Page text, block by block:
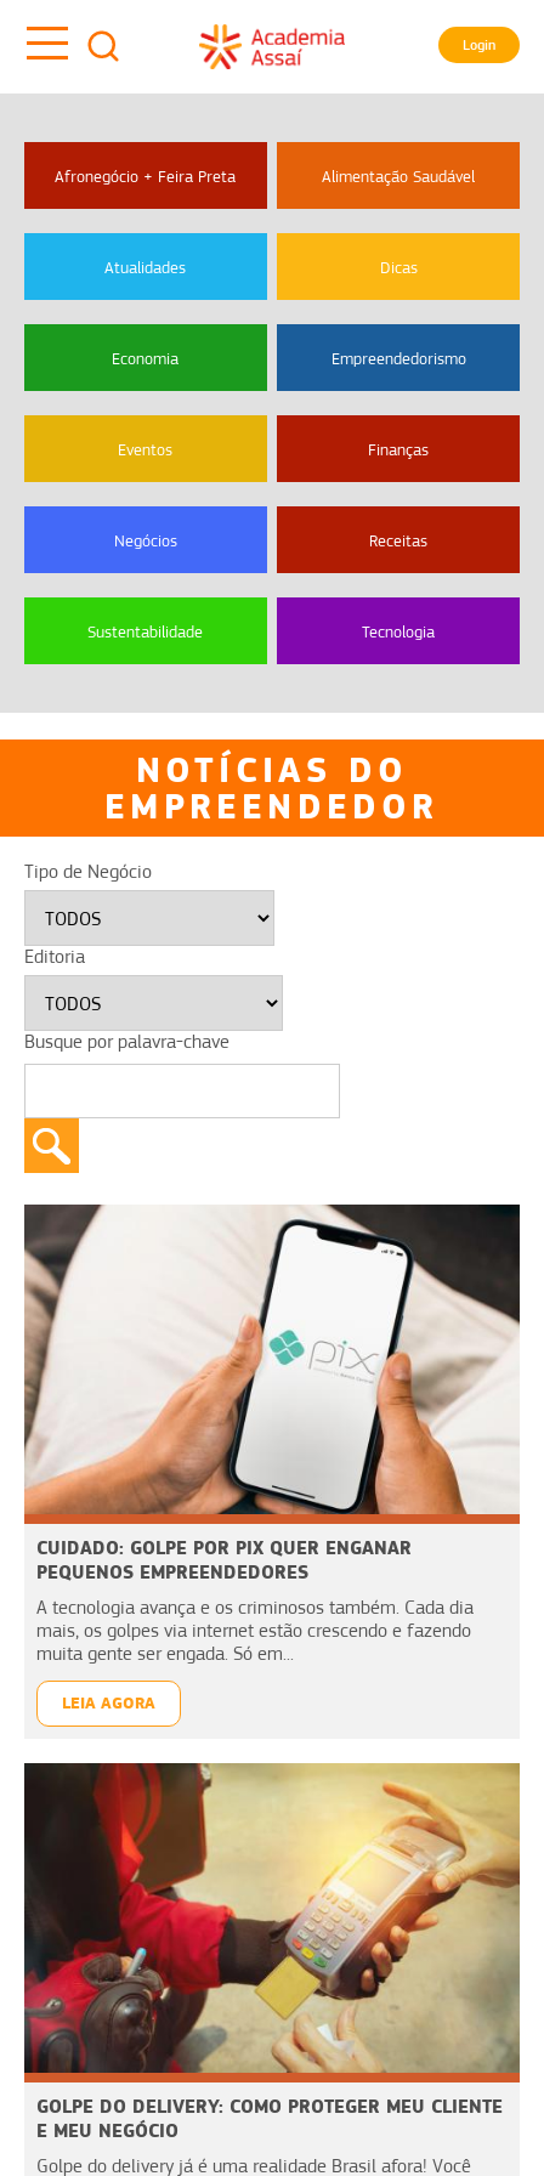
Login
Afronegócio + Feira Preta Alimentação Saudável
Atualidades Dicas
Economia Empreendedorismo
Eventos Finanças
Negócios Receitas
Sustentabilidade Tecnologia
NOTÍCIAS DO
EMPREENDEDOR
Tipo de Negócio
Editoria
Busque por palavra-chave
CUIDADO: GOLPE POR PIX QUER ENGANAR
PEQUENOS EMPREENDEDORES
A tecnologia avança e os criminosos também. Cada dia
mais, os golpes via internet estão crescendo e fazendo
muita gente ser engada. Só em...
LEIA AGORA
GOLPE DO DELIVERY: COMO PROTEGER MEU CLIENTE
E MEU NEGÓCIO
Golpe do delivery já é uma realidade Brasil afora! Você